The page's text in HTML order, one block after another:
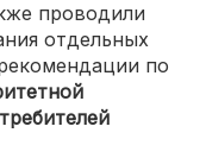
проводили
отдельных
по